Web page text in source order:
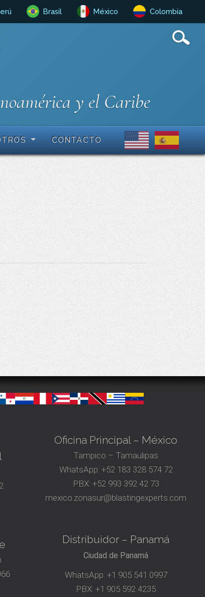
Brasil México Colombia
y el Caribe
CONTACTO
Oficina Principal – México
Tampico – Tamaulipas
WhatsApp: +52 183 328 574 72
PBX: +52 993 392 42 73
mexico.zonasur@blastingexperts.com
Distribuidor – Panamá
Ciudad de Panamá
WhatsApp: +1 905 541 0997
PBX:+1 905 592 4235